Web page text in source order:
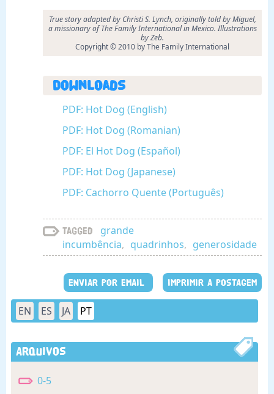
True story adapted by Christi S. Lynch, originally told by Miguel,
a missionary of The Family International in Mexico. Illustrations
by Zeb.
Copyright © 2010 by The Family International
Downloads
PDF: Hot Dog (English)
PDF: Hot Dog (Romanian)
PDF: El Hot Dog (Español)
PDF: Hot Dog (Japanese)
PDF: Cachorro Quente (Português)
Tagged
grande
incumbência, quadrinhos, generosidade
ENVIAR POR EMAIL IMPRIMIR A POSTAGEM
EN ES JA PT
Arquivos
0-5